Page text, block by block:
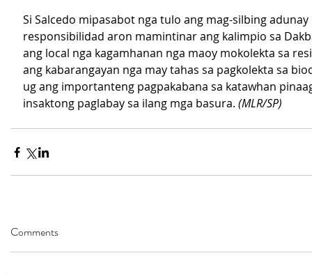
Si Salcedo mipasabot nga tulo ang mag-silbing adunay
responsibilidad aron mamintinar ang kalimpio sa
ang local nga kagamhanan nga maoy mokolekta sa
ang kabarangayan nga may tahas sa pagkolekta sa
ug ang importanteng pagpakabana sa katawhan
insaktong paglabay sa ilang mga basura. (MLR/SP)
Comments